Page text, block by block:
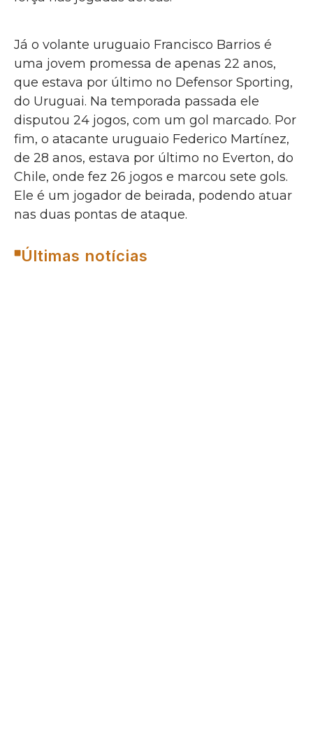
Já o volante uruguaio Francisco Barrios é
uma jovem promessa de apenas 22 anos,
que estava por último no Defensor Sporting,
do Uruguai. Na temporada passada ele
disputou 24 jogos, com um gol marcado. Por
fim, o atacante uruguaio Federico Martínez,
de 28 anos, estava por último no Everton, do
Chile, onde fez 26 jogos e marcou sete gols.
Ele é um jogador de beirada, podendo atuar
nas duas pontas de ataque.
Últimas notícias